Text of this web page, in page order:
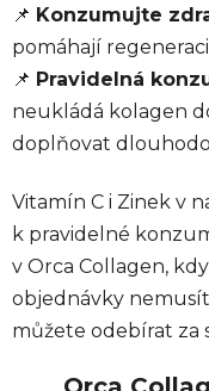
📌 Konzumujte
pomáhají
📌 Pravidelná
neukládá kolagen
doplňovat
Vitamín C i Zinek v
k pravidelné
v Orca Collagen,
objednávky
můžete odebírat za